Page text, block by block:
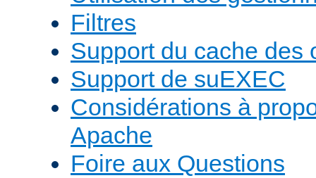
Filtres
Support du cache des
Support de suEXEC
Considérations à
Apache
Foire aux Questions